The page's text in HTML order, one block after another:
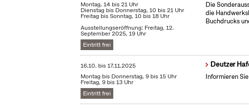
Montag, 14 bis 21 Uhr
Dienstag bis Donnerstag, 10 bis 21 Uhr
Freitag bis Sonntag, 10 bis 18 Uhr
Ausstellungseröffnung: Freitag, 12.
September 2025, 19 Uhr
Eintritt frei
Die
die
Buchdrucks
16.10. bis17.11.2025
Montag bis Donnerstag, 9 bis 15 Uhr
Freitag, 9 bis 13 Uhr
Eintritt frei
Deutzer
Informieren